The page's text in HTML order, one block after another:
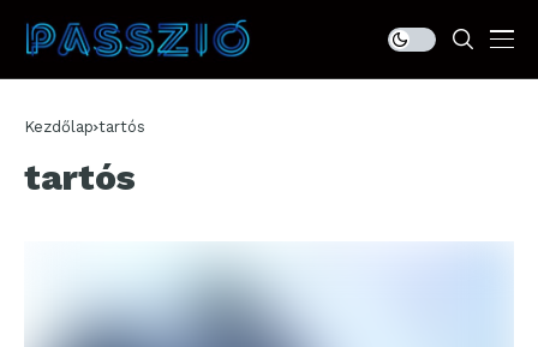
Kezdőlap tartós
tartós